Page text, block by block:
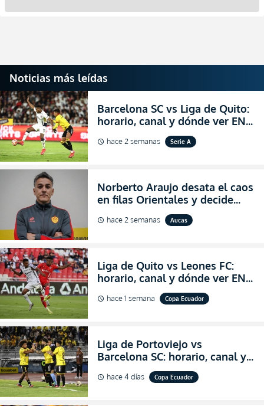
Noticias más leídas
Barcelona SC vs Liga de Quito:
horario, canal y dónde ver EN
VIVO la Fecha 22 de la LigaPro
2026
schedule hace 2 semanas Serie A
Norberto Araujo desata el caos
en filas Orientales y decide
abandonar la dirección técnica
de Aucas
schedule hace 2 semanas Aucas
Liga de Quito vs Leones FC:
horario, canal y dónde ver EN
VIVO los octavos de final de la
Copa Ecuador 2026
schedule hace 1 semana Copa Ecuador
Liga de Portoviejo vs
Barcelona SC: horario, canal y
dónde ver EN VIVO los octavos
de final de la Copa Ecuador
schedule hace 4 días Copa Ecuador